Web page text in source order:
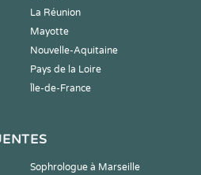
La Réunion
Mayotte
Nouvelle-Aquitaine
Pays de la Loire
Île-de-France
Sophrologue à Marseille